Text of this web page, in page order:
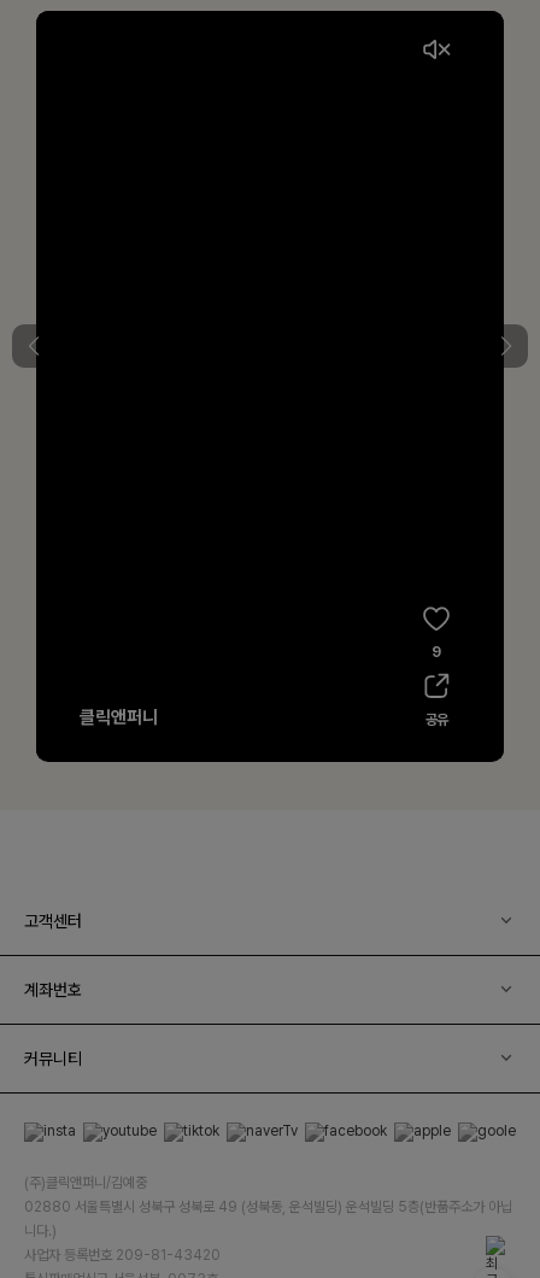
고객센터
계좌번호
커뮤니티
(주)클릭앤퍼니/김예중
02880 서울특별시 성북구 성북로 49 (성북동, 운석빌딩) 운석빌딩 5층(반품주소가 아닙
니다.)
사업자 등록번호 209-81-43420